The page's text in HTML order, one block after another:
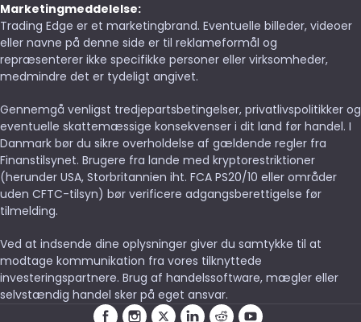
Marketingmeddelelse:
Trading Edge er et marketingbrand. Eventuelle billeder, videoer
eller navne på denne side er til reklameformål og
repræsenterer ikke specifikke personer eller virksomheder,
medmindre det er tydeligt angivet.
Gennemgå venligst tredjepartsbetingelser, privatlivspolitikker og
eventuelle skattemæssige konsekvenser i dit land før handel. I
Danmark bør du sikre overholdelse af gældende regler fra
Finanstilsynet. Brugere fra lande med kryptorestriktioner
(herunder USA, Storbritannien iht. FCA PS20/10 eller områder
uden CFTC-tilsyn) bør verificere adgangsberettigelse før
tilmelding.
Ved at indsende dine oplysninger giver du samtykke til at
modtage kommunikation fra vores tilknyttede
investeringspartnere. Brug af handelssoftware, mægler eller
selvstændig handel sker på eget ansvar.